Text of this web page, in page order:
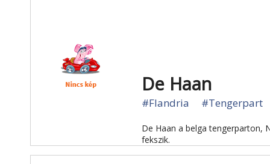
De Haan
#Flandria #Tengerpart
De Haan a belga tengerparton,
fekszik.